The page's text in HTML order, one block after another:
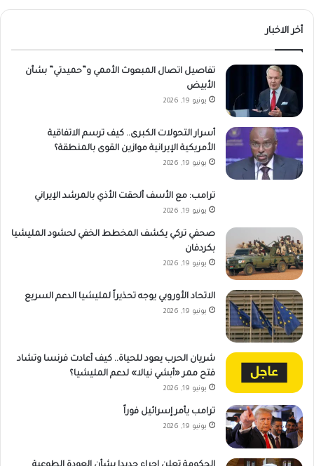
أخر الاخبار
تفاصيل اتصال المبعوث الأممي و”حميدتي” بشأن
الأبيض
يونيو 19, 2026
أسرار التحولات الكبرى.. كيف ترسم الاتفاقية
الأمريكية الإيرانية موازين القوى بالمنطقة؟
يونيو 19, 2026
ترامب: مع الأسف ألحقت الأذي بالمرشد الإيراني
يونيو 19, 2026
صحفي تركي يكشف المخطط الخفي لحشود المليشيا
بكردفان
يونيو 19, 2026
الاتحاد الأوروبي يوجه تحذيراً لمليشيا الدعم السريع
يونيو 19, 2026
شريان الحرب يعود للحياة.. كيف أعادت فرنسا وتشاد
فتح ممر «أبشي نيالا» لدعم المليشيا؟
يونيو 19, 2026
ترامب يأمر إسرائيل فوراً
يونيو 19, 2026